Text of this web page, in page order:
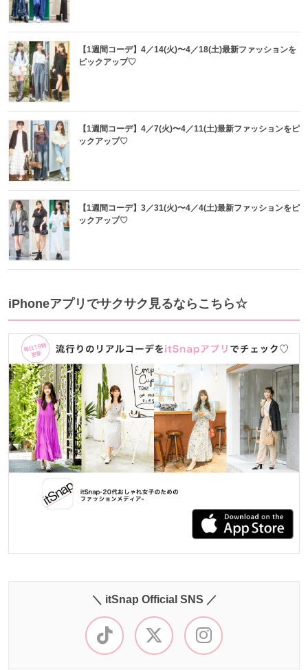
【1週間コーデ】4／14(火)〜4／18(土)最新ファッションを
ピックアップ♡
【1週間コーデ】4／7(火)〜4／11(土)最新ファッションをピ
ックアップ♡
【1週間コーデ】3／31(火)〜4／4(土)最新ファッションをピ
ックアップ♡
iPhoneアプリでサクサク見るならこちら☆
＼ itSnap Official SNS ／